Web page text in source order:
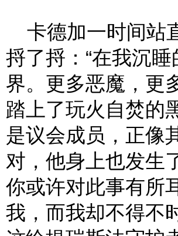
卡德加一时间站
捋了捋：“在我沉
界。更多恶魔，更
踏上了玩火自焚
是议会成员，正像
对，他身上也发生
你或许对此事有所
我，而我却不得不